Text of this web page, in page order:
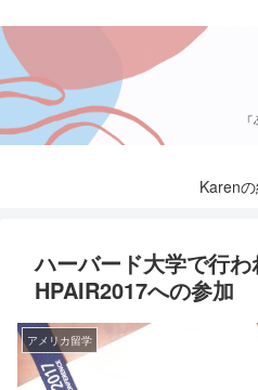
Karen
ハーバード大学で行
HPAIR2017への参加
アメリカ留学